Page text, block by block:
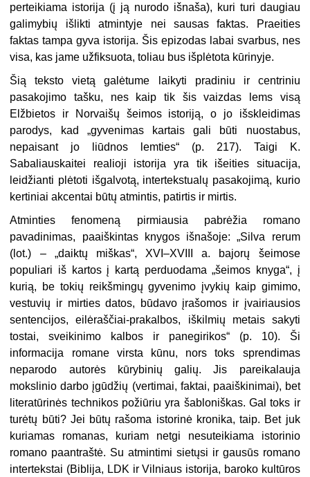
perteikiama istorija (į ją nurodo išnaša), kuri turi daugiau
galimybių išlikti atmintyje nei sausas faktas. Praeities
faktas tampa gyva istorija. Šis epizodas labai svarbus, nes
visa, kas jame užfiksuota, toliau bus išplėtota kūrinyje.
Šią teksto vietą galėtume laikyti pradiniu ir centriniu
pasakojimo tašku, nes kaip tik šis vaizdas lems visą
Elžbietos ir Norvaišų šeimos istoriją, o jo išskleidimas
parodys, kad „gyvenimas kartais gali būti nuostabus,
nepaisant jo liūdnos lemties“ (p. 217). Taigi K.
Sabaliauskaitei realioji istorija yra tik išeities situacija,
leidžianti plėtoti išgalvotą, intertekstualų pasakojimą, kurio
kertiniai akcentai būtų atmintis, patirtis ir mirtis.
Atminties fenomeną pirmiausia pabrėžia romano
pavadinimas, paaiškintas knygos išnašoje: „Silva rerum
(lot.) – „daiktų miškas“, XVI–XVIII a. bajorų šeimose
populiari iš kartos į kartą perduodama „šeimos knyga“, į
kurią, be tokių reikšmingų gyvenimo įvykių kaip gimimo,
vestuvių ir mirties datos, būdavo įrašomos ir įvairiausios
sentencijos, eilėraščiai-prakalbos, iškilmių metais sakyti
tostai, sveikinimo kalbos ir panegirikos“ (p. 10). Ši
informacija romane virsta kūnu, nors toks sprendimas
neparodo autorės kūrybinių galių. Jis pareikalauja
mokslinio darbo įgūdžių (vertimai, faktai, paaiškinimai), bet
literatūrinės technikos požiūriu yra šabloniškas. Gal toks ir
turėtų būti? Jei būtų rašoma istorinė kronika, taip. Bet juk
kuriamas romanas, kuriam netgi nesuteikiama istorinio
romano paantraštė. Su atmintimi sietųsi ir gausūs romano
intertekstai (Biblija, LDK ir Vilniaus istorija, baroko kultūros